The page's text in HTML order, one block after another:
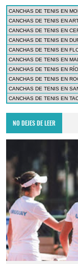
CANCHAS DE TENIS EN
CANCHAS DE TENIS EN
CANCHAS DE TENIS EN
CANCHAS DE TENIS EN
CANCHAS DE TENIS EN
CANCHAS DE TENIS EN
CANCHAS DE TENIS EN
CANCHAS DE TENIS EN
CANCHAS DE TENIS EN
CANCHAS DE TENIS EN
NO DEJES DE LEER